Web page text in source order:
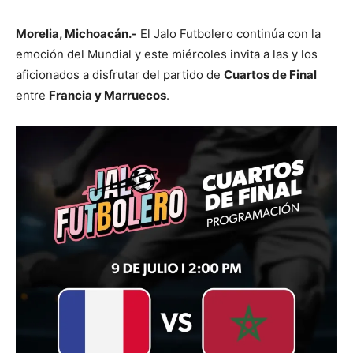
Morelia, Michoacán.- El Jalo Futbolero continúa con la
emoción del Mundial y este miércoles invita a las y los
aficionados a disfrutar del partido de Cuartos de Final
entre Francia y Marruecos.